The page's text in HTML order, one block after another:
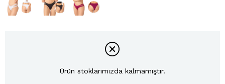
Ürün stoklarımızda kalmamıştır.